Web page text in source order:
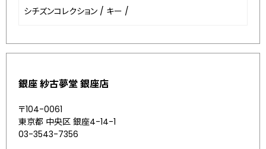
シチズンコレクション / キー /
銀座 紗古夢堂 銀座店
〒104-0061
東京都 中央区 銀座4-14-1
03-3543-7356